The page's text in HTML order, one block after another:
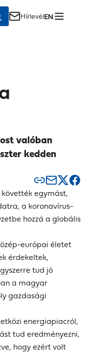
HírlevélEN
valóban
kedden
egymást,
a koronavírus-
hozzá a globális
európai életet
érdekeltek,
tud jó
a magyar
gazdasági
energiapiacról,
tud eredményezni,
hogy ezért volt